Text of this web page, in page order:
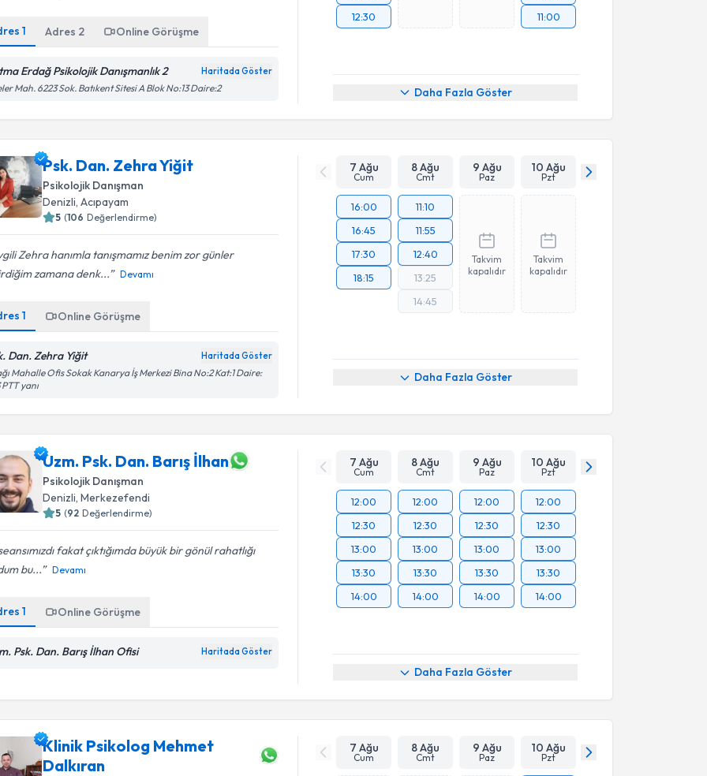
1 Adres 2 Online Görüşme
Erdağ Psikolojik Danışmanlık 2 Haritada Göster
Mah. 6223 Sok. Batıkent Sitesi A Blok No:13 Daire:2
12:30
11:00
Daha Fazla Göster
Psk. Dan. Zehra Yiğit
Psikolojik Danışman
Denizli, Acıpayam
5 (106 Değerlendirme)
Zehra hanımla tanışmamız benim zor günler
zamana denk...
Devamı
1 Online Görüşme
Dan. Zehra Yiğit Haritada Göster
Mahalle Ofis Sokak Kanarya İş Merkezi Bina No:2 Kat:1 Daire:
PTT yanı
7 Ağu
Cum
8 Ağu
Cmt
9 Ağu
Paz
10 Ağu
Pzt
16:00
16:45
17:30
18:15
11:10
11:55
12:40
13:25
14:45
Takvim
kapalıdır
Takvim
kapalıdır
Daha Fazla Göster
Uzm. Psk. Dan. Barış İlhan
Psikolojik Danışman
Denizli, Merkezefendi
5 (92 Değerlendirme)
fakat çıktığımda büyük bir gönül rahatlığı
bu...
Devamı
1 Online Görüşme
Psk. Dan. Barış İlhan Ofisi Haritada Göster
7 Ağu
Cum
8 Ağu
Cmt
9 Ağu
Paz
10 Ağu
Pzt
12:00
12:30
13:00
13:30
14:00
12:00
12:30
13:00
13:30
14:00
12:00
12:30
13:00
13:30
14:00
12:00
12:30
13:00
13:30
14:00
Daha Fazla Göster
Klinik Psikolog Mehmet
Dalkıran
7 Ağu
Cum
8 Ağu
Cmt
9 Ağu
Paz
10 Ağu
Pzt